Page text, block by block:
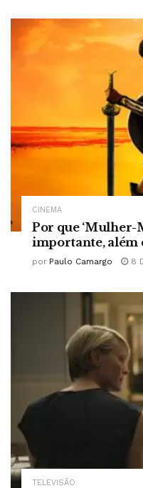
CINEMA
Por que ‘Mulher-
importante, além
por Paulo Camargo 8
TELEVISÃO